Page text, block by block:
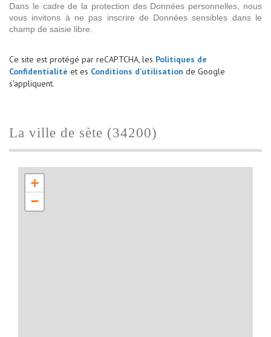
Dans le cadre de la protection des Données personnelles, nous
vous invitons à ne pas inscrire de Données sensibles dans le
champ de saisie libre.
Ce site est protégé par reCAPTCHA, les Politiques de
Confidentialité et es Conditions d'utilisation de Google
s'appliquent.
la ville de sète (34200)
+
−